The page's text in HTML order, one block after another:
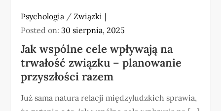
Psychologia /Związki
Posted on:30 sierpnia, 2025
Jak wspólne cele wpływają na
trwałość związku – planowanie
przyszłości razem
Już sama natura relacji międzyludzkich sprawia,